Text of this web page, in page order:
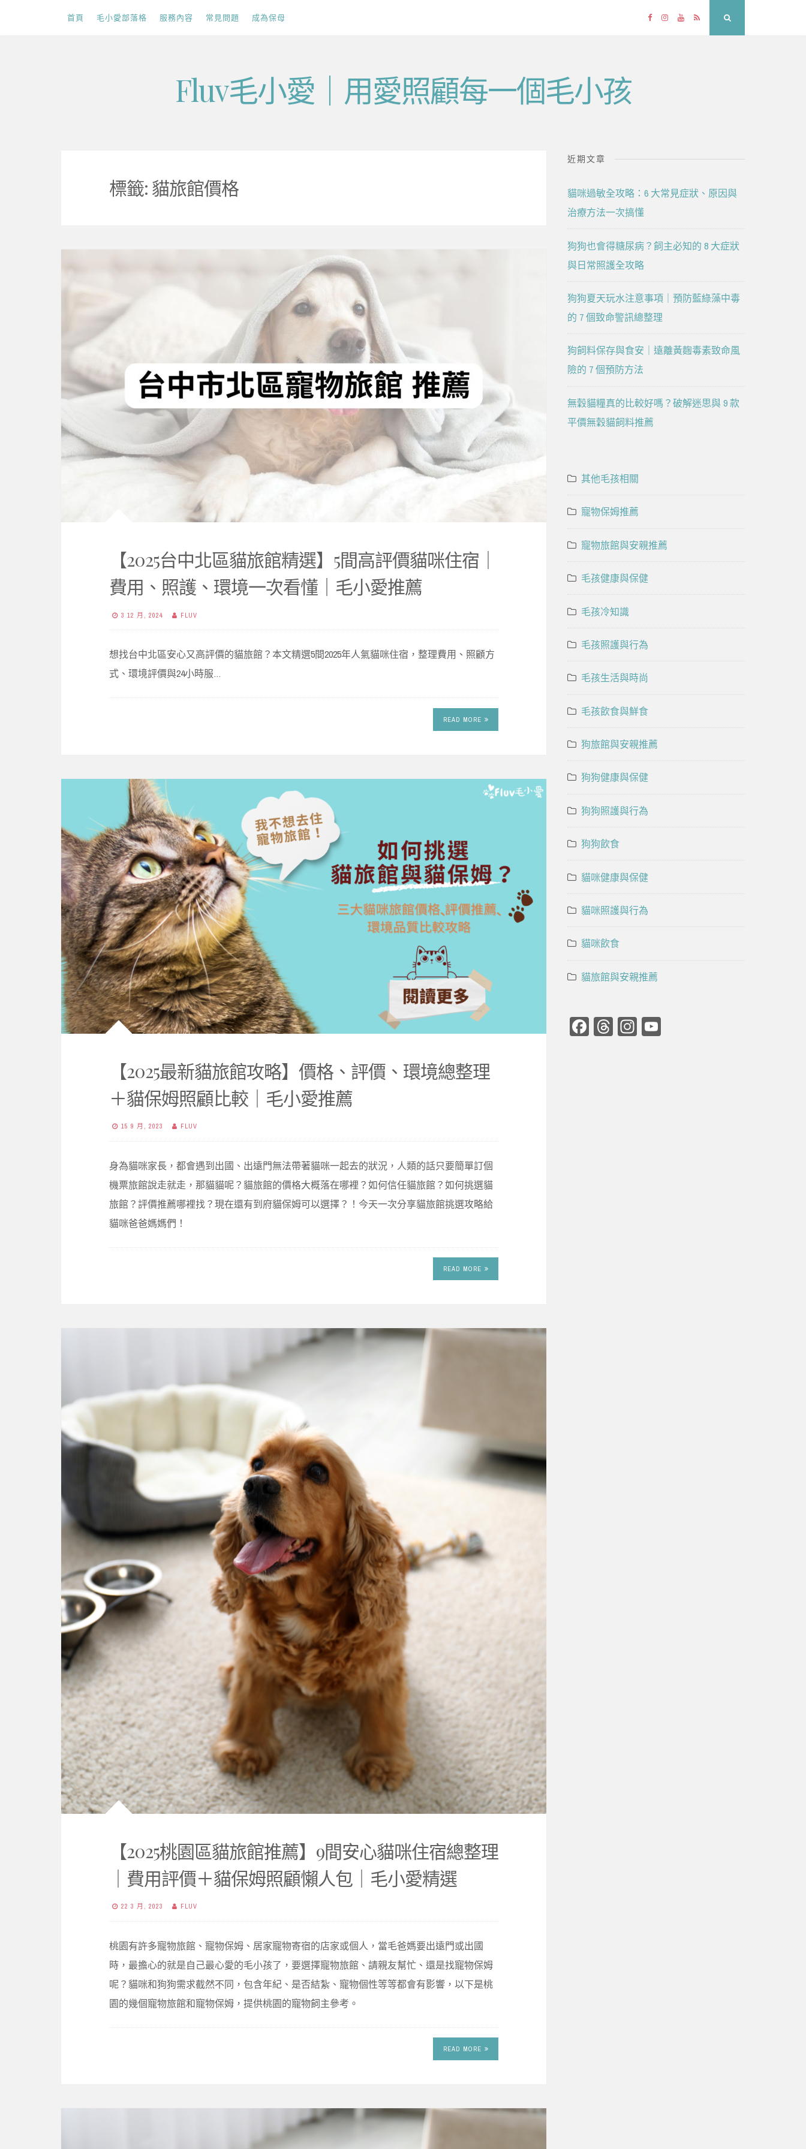
首頁 毛小愛部落格 服務內容 常見問題 成為保母 FacebookInstagram
YouTube
RSS
Fluv毛小愛｜用愛照顧每一個毛小孩
標籤: 貓旅館價格
【2025台中北區貓旅館精選】5間高評價貓咪住宿｜
費用、照護、環境一次看懂｜毛小愛推薦
3 12 月, 2024 FLUV
想找台中北區安心又高評價的貓旅館？本文精選5間2025年人氣貓咪住宿，整理費用、照顧方
式、環境評價與24小時服…
READ MORE
【2025最新貓旅館攻略】價格、評價、環境總整理
＋貓保姆照顧比較｜毛小愛推薦
15 9 月, 2023 FLUV
身為貓咪家長，都會遇到出國、出遠門無法帶著貓咪一起去的狀況，人類的話只要簡單訂個
機票旅館說走就走，那貓貓呢？貓旅館的價格大概落在哪裡？如何信任貓旅館？如何挑選貓
旅館？評價推薦哪裡找？現在還有到府貓保姆可以選擇？！今天一次分享貓旅館挑選攻略給
貓咪爸爸媽媽們！
READ MORE
【2025桃園區貓旅館推薦】9間安心貓咪住宿總整理
｜費用評價＋貓保姆照顧懶人包｜毛小愛精選
22 3 月, 2023 FLUV
桃園有許多寵物旅館、寵物保姆、居家寵物寄宿的店家或個人，當毛爸媽要出遠門或出國
時，最擔心的就是自己最心愛的毛小孩了，要選擇寵物旅館、請親友幫忙、還是找寵物保姆
呢？貓咪和狗狗需求截然不同，包含年紀、是否結紮、寵物個性等等都會有影響，以下是桃
園的幾個寵物旅館和寵物保姆，提供桃園的寵物飼主參考。
READ MORE
近期文章
貓咪過敏全攻略：6 大常見症狀、原因與
治療方法一次搞懂
狗狗也會得糖尿病？飼主必知的 8 大症狀
與日常照護全攻略
狗狗夏天玩水注意事項｜預防藍綠藻中毒
的 7 個致命警訊總整理
狗飼料保存與食安｜遠離黃麴毒素致命風
險的 7 個預防方法
無穀貓糧真的比較好嗎？破解迷思與 9 款
平價無穀貓飼料推薦
其他毛孩相關
寵物保姆推薦
寵物旅館與安親推薦
毛孩健康與保健
毛孩冷知識
毛孩照護與行為
毛孩生活與時尚
毛孩飲食與鮮食
狗旅館與安親推薦
狗狗健康與保健
狗狗照護與行為
狗狗飲食
貓咪健康與保健
貓咪照護與行為
貓咪飲食
貓旅館與安親推薦
Facebook
ThreadsInstagram
YouTube